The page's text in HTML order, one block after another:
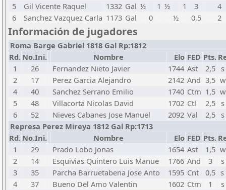
5
Gil Vicente Raquel 1332 Gal ½ 1 ½ 1 3
4
6
Sanchez Vazquez Carla 1173 Gal 0 ½ 0,5 2
Información de jugadores
Roma Barge Gabriel 1818 Gal Rp:1812
Rd. No.Ini. Nombre Elo FED Pts.
1
26 Fernandez Nieto Javier 1744 Ast 2,5
2
17 Perez Garcia Alejandro 2142 And 3,5
4
40 Sanchez Serrano Emilio 1740 Ctm 1,5
5
48 Villacorta Nicolas David 1702 Ctl 2,5
6
52 Nieves Cabanes Jose Manuel 2092 Val 2,5
Represa Perez Mireya 1812 Gal Rp:1713
Rd. No.Ini. Nombre Elo FED Pts.
1
29 Prado Lobo Jonas 1654 Ast 1,5
2
14 Esquivias Quintero Luis Manue 1766 And 3
3
35 Parcha Barruetabena Jose Anto 1595 Cnt 0,5
4
37 Bueno Del Amo Valentin 1602 Ctm 1